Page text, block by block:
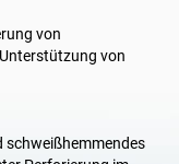
von
von
schweißhemmendes